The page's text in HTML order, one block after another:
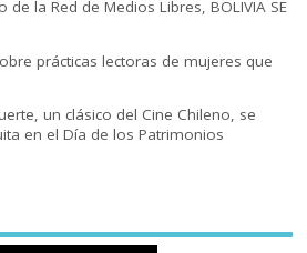
de la Red de Medios Libres, BOLIVIA SE
prácticas lectoras de mujeres que
un clásico del Cine Chileno, se
en el Día de los Patrimonios